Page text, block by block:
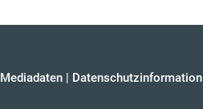
Mediadaten | Datenschutzinformation